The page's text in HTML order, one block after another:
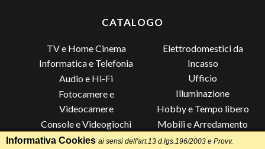
CATALOGO
TV e Home Cinema
Informatica e Telefonia
Audio e Hi-Fi
Fotocamere e
Videocamere
Console e Videogiochi
Piccoli Elettrodomestici
Elettrodomestici da
Incasso
Ufficio
Illuminazione
Hobby e Tempo libero
Mobili e Arredamento
Lista di Nozze
Informativa Cookies ai sensi dell'art.13 d.lgs.196/2003 e Provv.